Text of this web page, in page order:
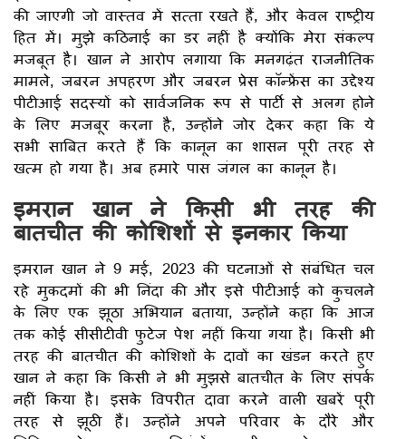
की जाएगी जो वास्तव में सत्ता रखते हैं, और केवल राष्ट्रीय
हित में। मुझे कठिनाई का डर नहीं है क्योंकि मेरा संकल्प
मजबूत है। खान ने आरोप लगाया कि मनगढ़ंत राजनीतिक
मामले, जबरन अपहरण और जबरन प्रेस कॉन्फ्रेंस का उद्देश्य
पीटीआई सदस्यों को सार्वजनिक रूप से पार्टी से अलग होने
के लिए मजबूर करना है, उन्होंने जोर देकर कहा कि ये
सभी साबित करते हैं कि कानून का शासन पूरी तरह से
खत्म हो गया है। अब हमारे पास जंगल का कानून है।
इमरान खान ने किसी भी तरह की
बातचीत की कोशिशों से इनकार किया
इमरान खान ने 9 मई, 2023 की घटनाओं से संबंधित चल
रहे मुकदमों की भी निंदा की और इसे पीटीआई को कुचलने
के लिए एक झूठा अभियान बताया, उन्होंने कहा कि आज
तक कोई सीसीटीवी फुटेज पेश नहीं किया गया है। किसी भी
तरह की बातचीत की कोशिशों के दावों का खंडन करते हुए
खान ने कहा कि किसी ने भी मुझसे बातचीत के लिए संपर्क
नहीं किया है। इसके विपरीत दावा करने वाली खबरें पूरी
तरह से झूठी हैं। उन्होंने अपने परिवार के दौरे और